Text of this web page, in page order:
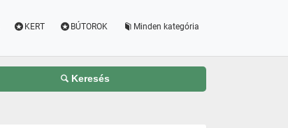
KERT BÚTOROK Minden kategória
Keresés